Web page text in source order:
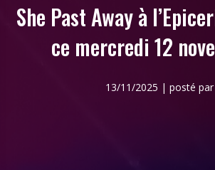
She Past Away à
ce mercredi 12
13/11/2025 | posté par